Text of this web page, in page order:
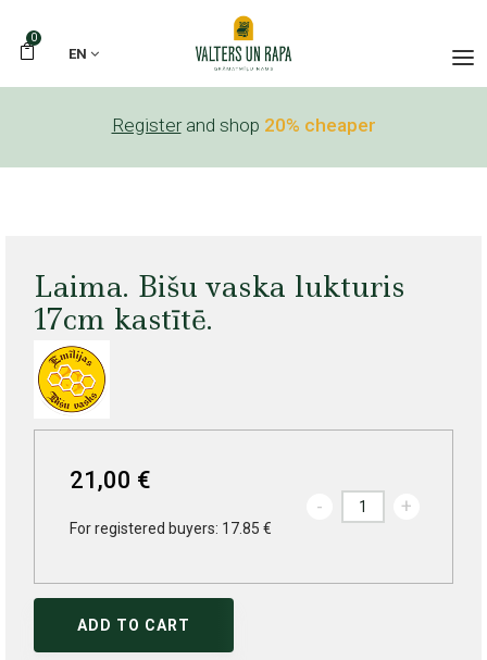
0
EN
Register and shop 20% cheaper
Laima. Bišu vaska lukturis
17cm kastītē.
21,00 €
For registered buyers: 17.85 €
- +
ADD TO CART